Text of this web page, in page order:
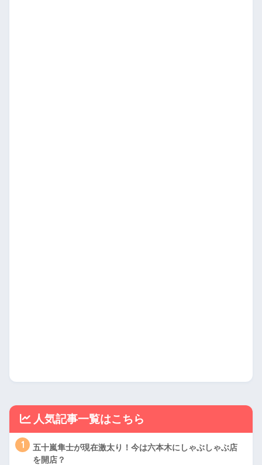
人気記事一覧はこちら
1
五十嵐隼士が現在激太り！今は六本木にしゃぶしゃぶ店
を開店？